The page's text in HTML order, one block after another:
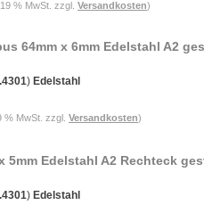
% MwSt. zzgl. Versandkosten)
64mm x 6mm Edelstahl A2
) Edelstahl
% MwSt. zzgl. Versandkosten)
5mm Edelstahl A2 Rechteck
) Edelstahl